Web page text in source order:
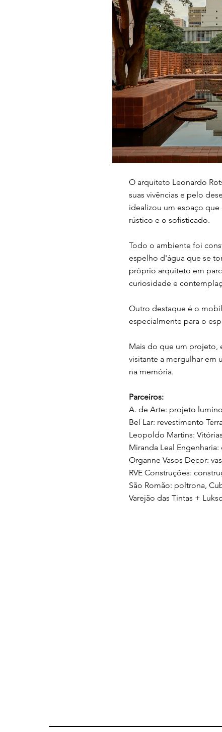
O arquiteto Leonardo
suas vivências e pelo
idealizou um espaço
rústico e o sofisticado.
Todo o ambiente foi
espelho d'água que se
próprio arquiteto em
curiosidade e
Outro destaque é o
especialmente para o
Mais do que um projeto,
visitante a mergulhar em
na memória.
Parceiros:
A. de Arte: projeto
Bel Lar: revestimento
Leopoldo Martins:
Miranda Leal
Organne Vasos Decor:
RVE Construções:
São Romão: poltrona,
Varejão das Tintas +